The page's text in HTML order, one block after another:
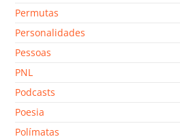
Permutas
Personalidades
Pessoas
PNL
Podcasts
Poesia
Polímatas